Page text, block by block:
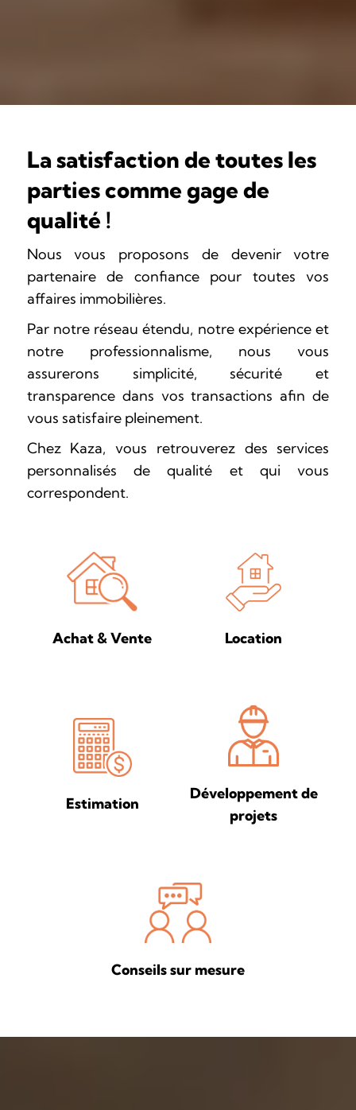
La satisfaction de toutes les
parties comme gage de
qualité !
Nous vous proposons de devenir votre
partenaire de confiance pour toutes vos
affaires immobilières.
Par notre réseau étendu, notre expérience et
notre professionnalisme, nous vous
assurerons simplicité, sécurité et
transparence dans vos transactions afin de
vous satisfaire pleinement.
Chez Kaza, vous retrouverez des services
personnalisés de qualité et qui vous
correspondent.
Achat & Vente Location
Estimation
Développement de
projets
Conseils sur mesure